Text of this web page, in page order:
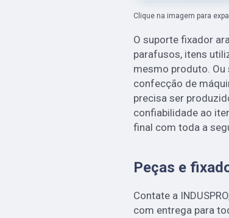
Clique na imagem para
O suporte fixador
parafusos, itens
mesmo produto. Ou
confecção de
precisa ser
confiabilidade ao
final com toda a
Peças e
Contate a
com entrega para